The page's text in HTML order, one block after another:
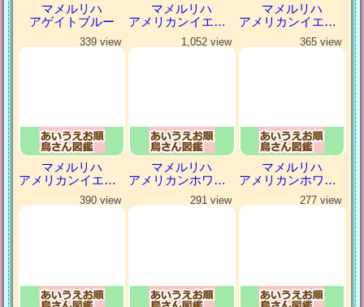
マメルリハ
アゲイトブルー
マメルリハ
アメリカンイエロー
マメルリハ
アメリカンイエローファロー
339 view
マメルリハ
アメリカンイエローヘビーパイドファロー
1,052 view
マメルリハ
アメリカンホワイト
365 view
マメルリハ
アメリカンホワイトパイド
390 view 291 view 277 view